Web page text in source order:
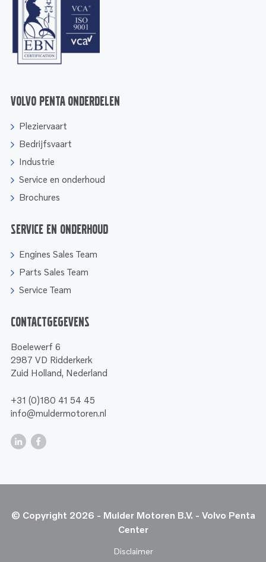
Volvo Penta onderdelen
Pleziervaart
Bedrijfsvaart
Industrie
Service en onderhoud
Brochures
Service en onderhoud
Engines Sales Team
Parts Sales Team
Service Team
Contactgegevens
Boelewerf 6
2987 VD Ridderkerk
Zuid Holland, Nederland
+31 (0)180 41 54 45
info@muldermotoren.nl
© Copyright 2026 - Mulder Motoren B.V. - Volvo Penta
Center
Disclaimer